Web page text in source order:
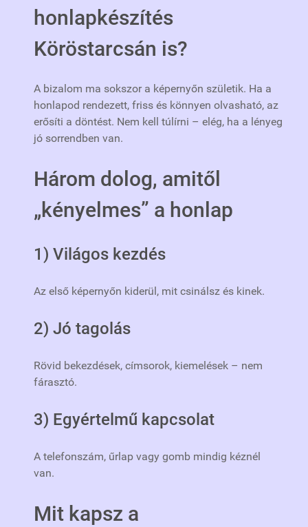
honlapkészítés
Köröstarcsán is?
A bizalom ma sokszor a képernyőn születik. Ha a
honlapod rendezett, friss és könnyen olvasható, az
erősíti a döntést. Nem kell túlírni – elég, ha a lényeg
jó sorrendben van.
Három dolog, amitől
„kényelmes” a honlap
1) Világos kezdés
Az első képernyőn kiderül, mit csinálsz és kinek.
2) Jó tagolás
Rövid bekezdések, címsorok, kiemelések – nem
fárasztó.
3) Egyértelmű kapcsolat
A telefonszám, űrlap vagy gomb mindig kéznél
van.
Mit kapsz a